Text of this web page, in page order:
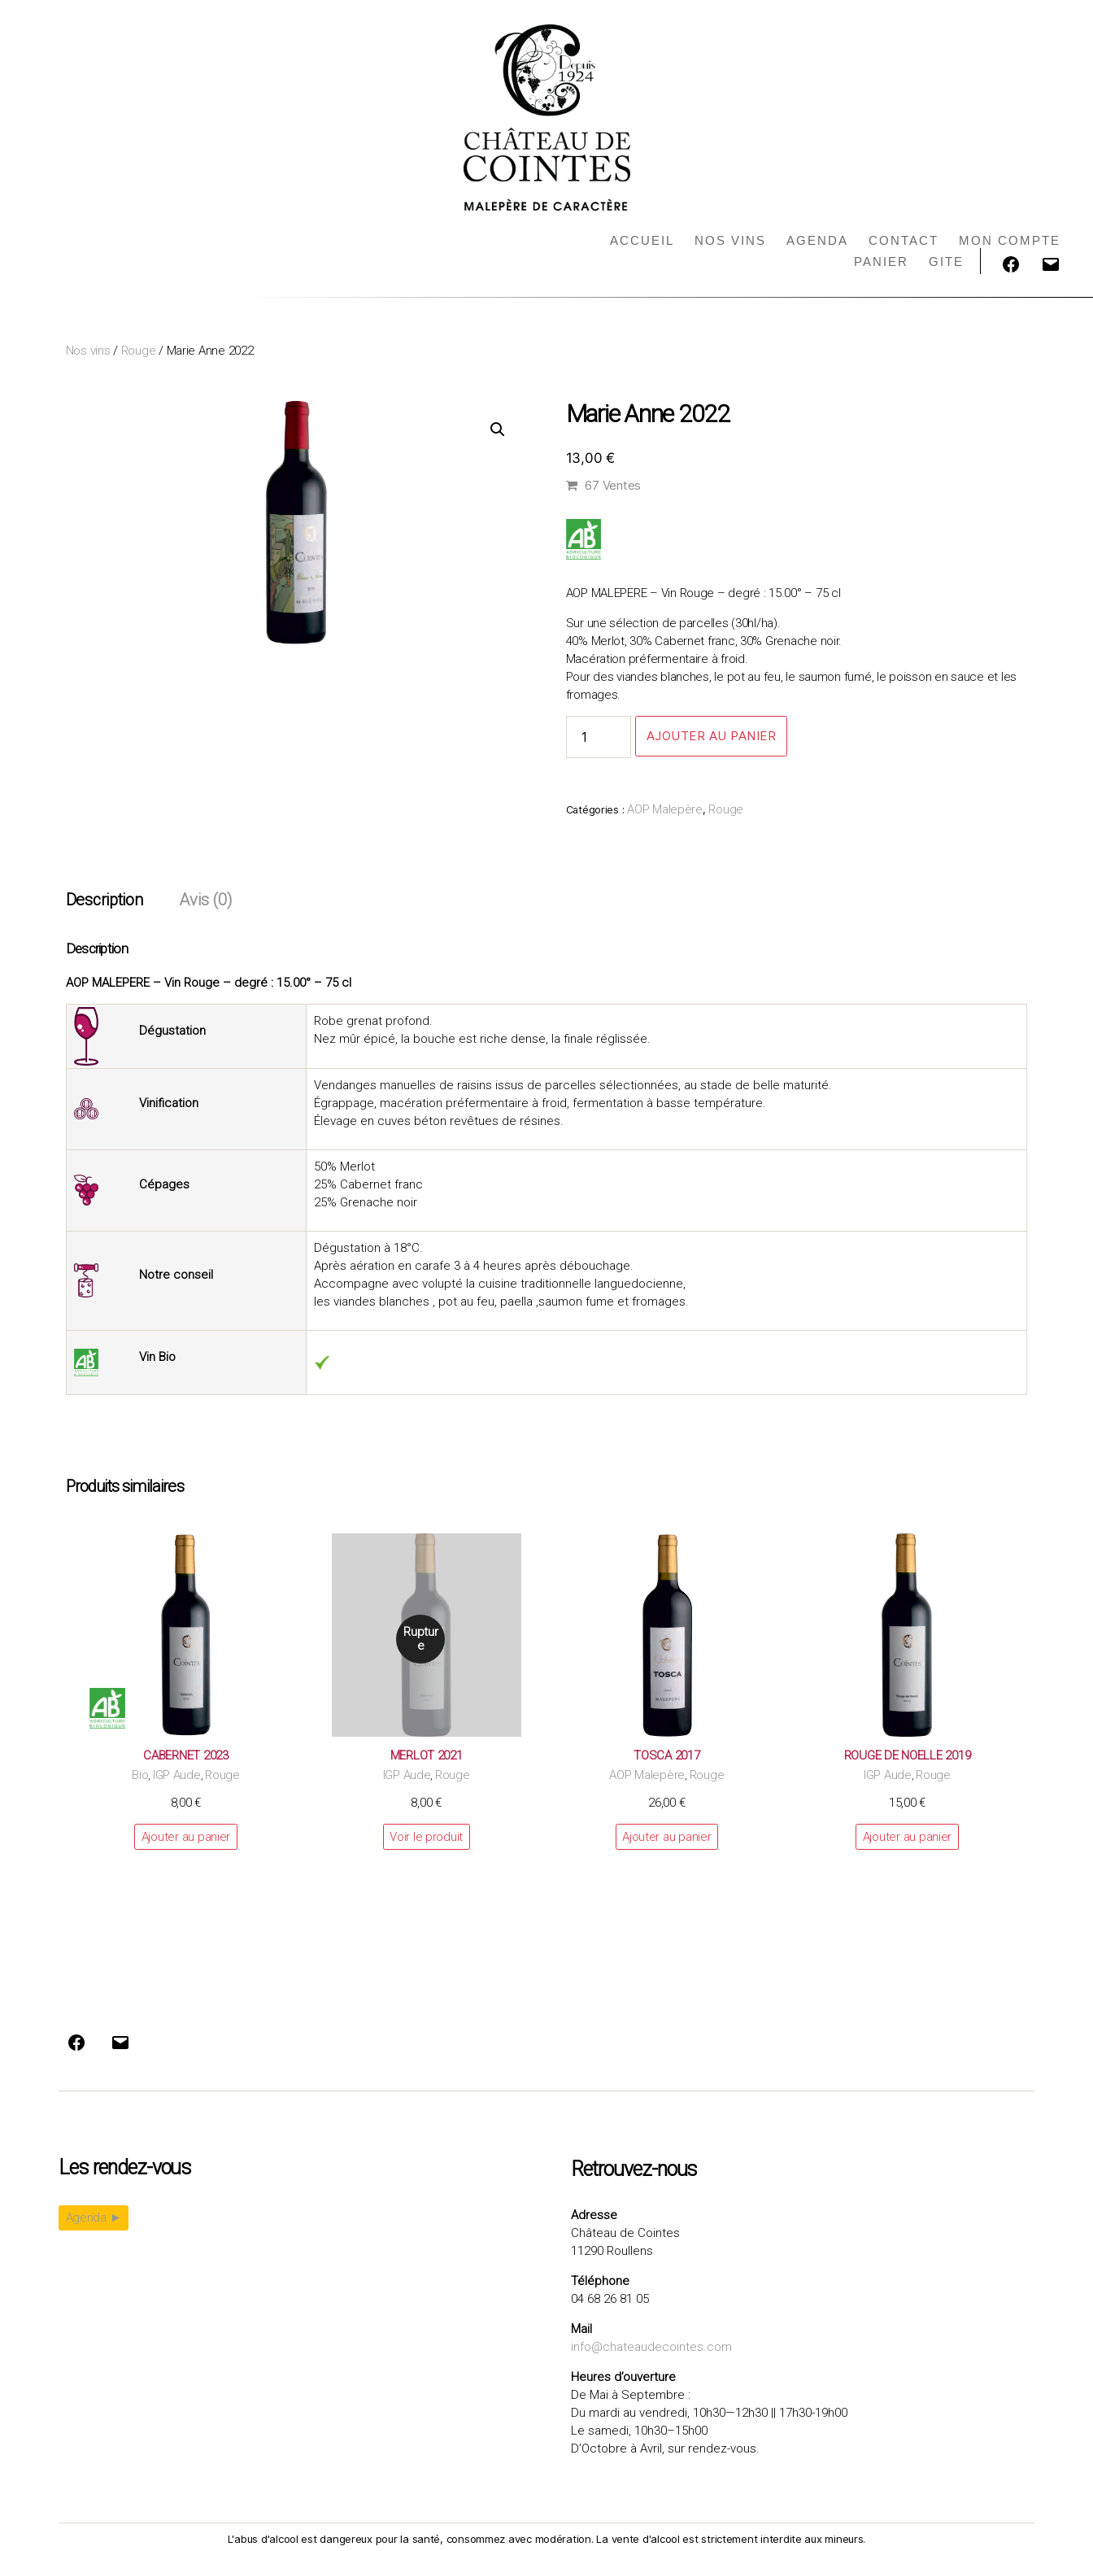
ACCUEIL NOS VINS AGENDA CONTACT
MON COMPTE
PANIER
GITE FACEBOOK
E-
MAIL
Nos vins / Rouge / Marie Anne 2022
Marie Anne 2022
13,00€
67 Ventes
AOP MALEPERE – Vin Rouge – degré : 15.00° – 75 cl
Sur une sélection de parcelles (30hl/ha).
40% Merlot, 30% Cabernet franc, 30% Grenache noir.
Macération préfermentaire à froid.
Pour des viandes blanches, le pot au feu, le saumon fumé, le poisson en sauce et les
fromages.
Marie
2022
AJOUTER AU PANIER
Catégories :AOP Malepère, Rouge
Description Avis (0)
Description
AOP MALEPERE – Vin Rouge – degré : 15.00° – 75 cl
Dégustation
Robe grenat profond.
Nez mûr épicé, la bouche est riche dense, la finale réglissée.
Vinification
Vendanges manuelles de raisins issus de parcelles sélectionnées, au stade de belle maturité.
Égrappage, macération préfermentaire à froid, fermentation à basse température.
Élevage en cuves béton revêtues de résines.
Cépages
50% Merlot
25% Cabernet franc
25% Grenache noir
Notre conseil
Dégustation à 18°C.
Après aération en carafe 3 à 4 heures après débouchage.
Accompagne avec volupté la cuisine traditionnelle languedocienne,
les viandes blanches , pot au feu, paella ,saumon fume et fromages.
Vin Bio
Produits similaires
CABERNET 2023
Bio, IGP Aude, Rouge
8,00€
Ajouter au panier
Ruptur
e
MERLOT 2021
IGP Aude, Rouge
8,00€
Voir le produit
TOSCA 2017
AOP Malepère, Rouge
26,00 €
Ajouter au panier
ROUGE DE NOELLE 2019
IGP Aude, Rouge
15,00€
Ajouter au panier
Facebook
E-
Les rendez-vous
Agenda ►
Retrouvez-nous
Adresse
Château de Cointes
11290 Roullens
Téléphone
04 68 26 81 05
Mail
info@chateaudecointes.com
Heures d’ouverture
De Mai à Septembre :
Du mardi au vendredi, 10h30—12h30 || 17h30-19h00
Le samedi, 10h30–15h00
D’Octobre à Avril, sur rendez-vous.
L'abus d'alcool est dangereux pour la santé, consommez avec modération. La vente d'alcool est strictement interdite aux mineurs.